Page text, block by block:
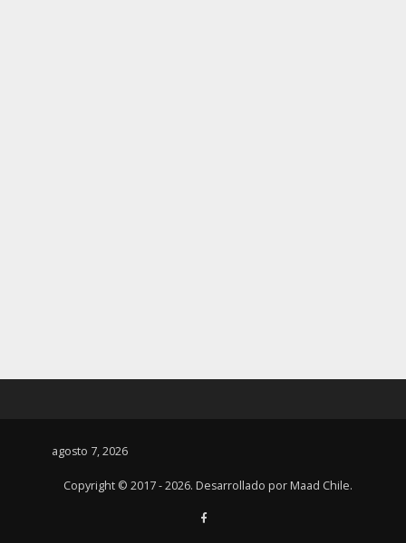
agosto 7, 2026
Copyright © 2017 - 2026. Desarrollado por Maad Chile.